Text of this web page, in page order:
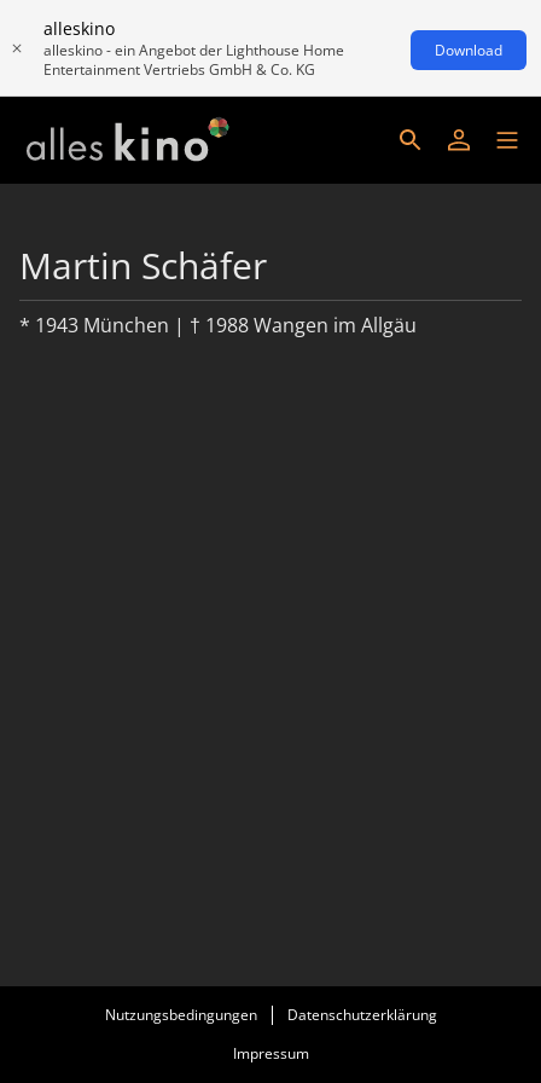
alleskino
alleskino - ein Angebot der Lighthouse Home
Entertainment Vertriebs GmbH & Co. KG
Download
Martin Schäfer
* 1943 München | † 1988 Wangen im Allgäu
Nutzungsbedingungen
Datenschutzerklärung
Impressum